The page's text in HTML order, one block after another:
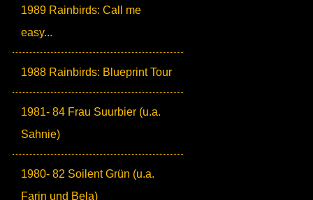
1989 Rainbirds: Call me
easy...
1988 Rainbirds: Blueprint Tour
1981- 84 Frau Suurbier (u.a.
Sahnie)
1980- 82 Soilent Grün (u.a.
Farin und Bela)